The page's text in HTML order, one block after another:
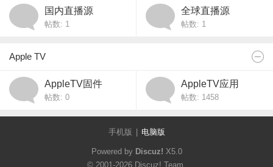
国内直播源
帖数: 1
全球直播源
帖数: 1
Apple TV
AppleTV固件
帖数: 0
AppleTV应用
帖数: 1458
手机版 电脑版
Powered by Discuz! X5.0
© 2001-2026 Discuz! Team